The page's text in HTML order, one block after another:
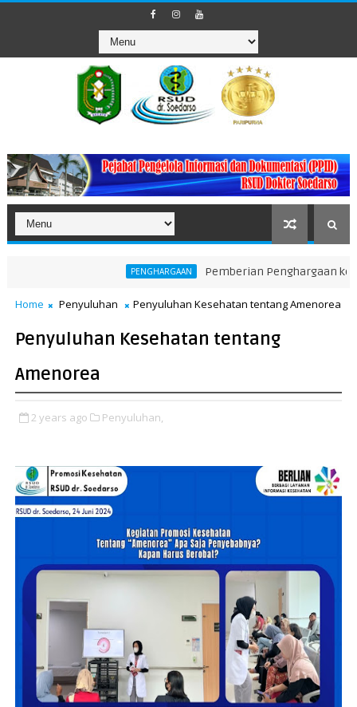
PENGHARGAAN Pemberian Penghargaan kepada
Home Penyuluhan Penyuluhan Kesehatan tentang Amenorea
Penyuluhan Kesehatan tentang
Amenorea
2 years ago Penyuluhan,